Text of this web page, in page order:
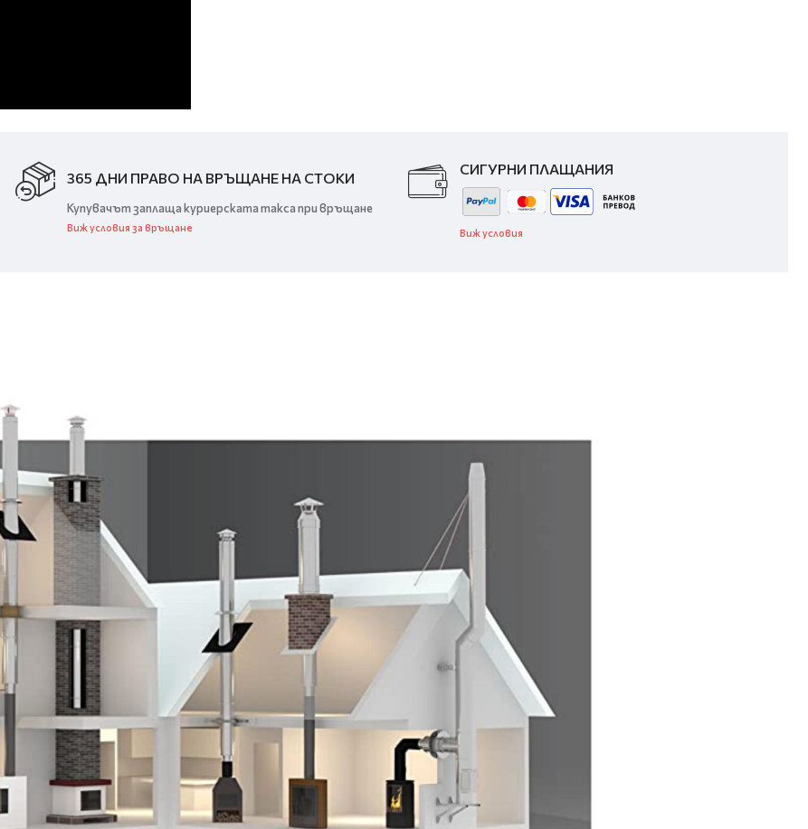
365 ДНИ ПРАВО НА ВРЪЩАНЕ НА СТОКИ
Купувачът заплаща куриерската такса при връщане
Виж условия за връщане
СИГУРНИ ПЛАЩАНИЯ
Виж условия